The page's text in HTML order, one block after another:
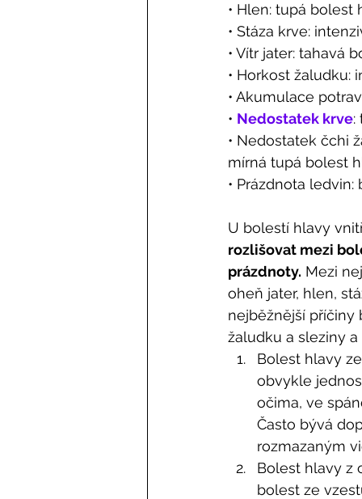
• Hlen: tupá
• Stáza krve:
• Vítr jater: tahavá
• Horkost žaludku:
• Akumulace
• Nedostatek krve:
• Nedostatek čchi
mírná tupá bolest
• Prázdnota
U bolestí hlavy
rozlišovat mezi
prázdnoty. Mezi
oheň jater, hlen,
nejběžnější příčiny
žaludku a sleziny
Bolest hlavy
obvykle
očima, ve
Často bývá
rozmazaným
Bolest hlavy z
bolest ze